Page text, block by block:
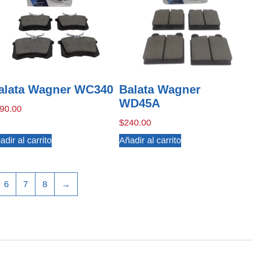
Wagner WC340
al carrito
Balata Wagner
WD45A
$240.00
Añadir al carrito
6 7 8 →